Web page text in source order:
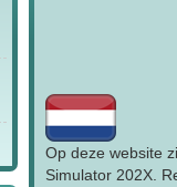
Op deze website
Simulator 202X.